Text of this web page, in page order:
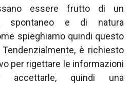
essere frutto di un
spontaneo e di natura
spieghiamo quindi questo
è richiesto
per rigettare le informazioni
quindi una